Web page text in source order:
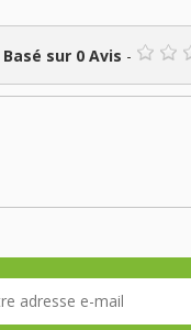
Basé sur 0 Avis -